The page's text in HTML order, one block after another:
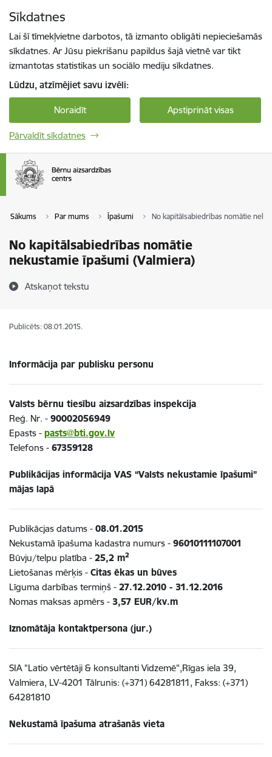
Sīkdatnes
Lai šī tīmekļvietne darbotos, tā izmanto obligāti nepieciešamās
sīkdatnes. Ar Jūsu piekrišanu papildus šajā vietnē var tikt
izmantotas statistikas un sociālo mediju sīkdatnes.
Lūdzu, atzīmējiet savu izvēli:
Noraidīt Apstiprināt visas
Pārvaldīt sīkdatnes
Sākums Par mums Īpašumi No kapitālsabiedrības nomātie
No kapitālsabiedrības nomātie
nekustamie īpašumi (Valmiera)
Atskaņot tekstu
Publicēts: 08.01.2015.
Informācija par publisku personu
Valsts bērnu tiesību aizsardzības inspekcija
Reģ. Nr. - 90002056949
Epasts - pasts@bti.gov.lv
Telefons - 67359128
Publikācijas informācija VAS “Valsts nekustamie īpašumi”
mājas lapā
Publikācjas datums - 08.01.2015
Nekustamā īpašuma kadastra numurs - 96010111107001
Būvju/telpu platība - 25,2 m2
Lietošanas mērķis - Citas ēkas un būves
Līguma darbības termiņš - 27.12.2010 - 31.12.2016
Nomas maksas apmērs - 3,57 EUR/kv.m
Iznomātāja kontaktpersona (jur.)
SIA "Latio vērtētāji & konsultanti Vidzemē",Rīgas iela 39,
Valmiera, LV-4201 Tālrunis: (+371) 64281811, Fakss: (+371)
64281810
Nekustamā īpašuma atrašanās vieta